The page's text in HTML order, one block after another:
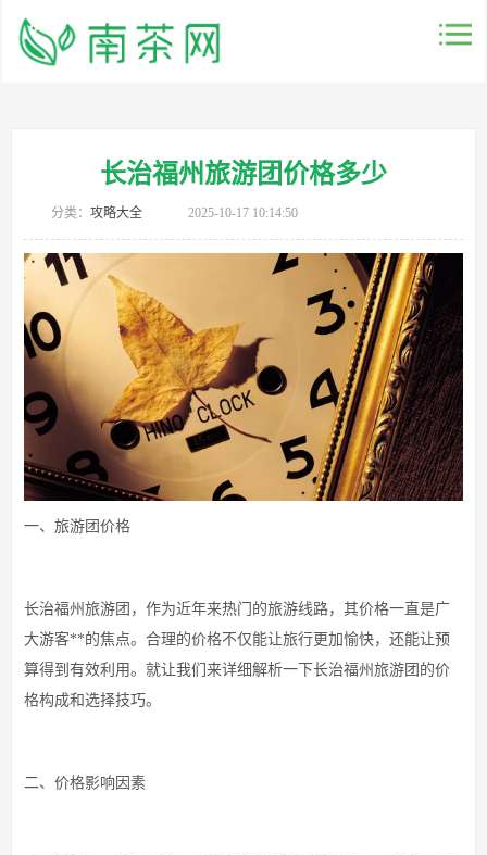
长治福州旅游团价格多少
分类： 攻略大全 2025-10-17 10:14:50
一、旅游团价格
长治福州旅游团，作为近年来热门的旅游线路，其价格一直是广
大游客**的焦点。合理的价格不仅能让旅行更加愉快，还能让预
算得到有效利用。就让我们来详细解析一下长治福州旅游团的价
格构成和选择技巧。
二、价格影响因素